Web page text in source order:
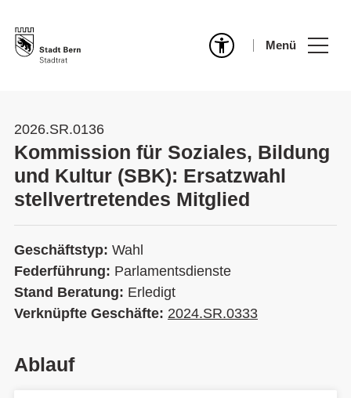
Menü
2026.SR.0136
Kommission für Soziales, Bildung
und Kultur (SBK): Ersatzwahl
stellvertretendes Mitglied
Geschäftstyp: Wahl
Federführung: Parlamentsdienste
Stand Beratung: Erledigt
Verknüpfte Geschäfte: 2024.SR.0333
Ablauf